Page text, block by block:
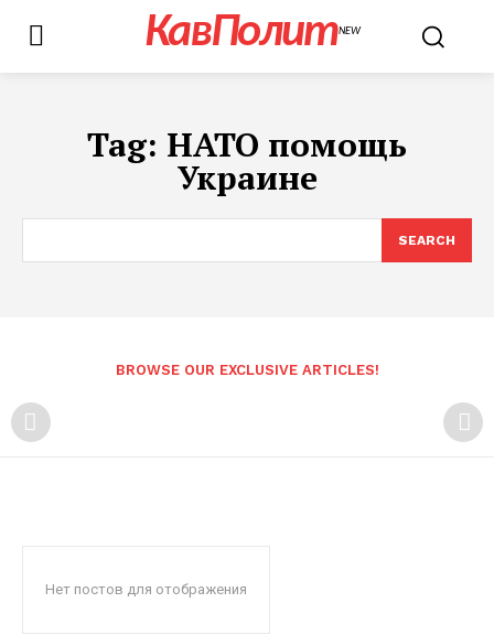
КавПолитNEW
Tag: НАТО помощь
Украине
SEARCH
BROWSE OUR EXCLUSIVE ARTICLES!
Нет постов для отображения